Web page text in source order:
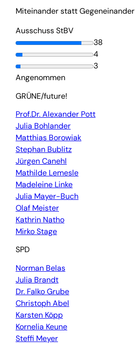
Miteinander statt Gegeneinander
Ausschuss StBV
38
4
3
Angenommen
GRÜNE/future!
Prof.Dr. Alexander Pott
Julia Bohlander
Matthias Borowiak
Stephan Bublitz
Jürgen Canehl
Mathilde Lemesle
Madeleine Linke
Julia Mayer-Buch
Olaf Meister
Kathrin Natho
Mirko Stage
SPD
Norman Belas
Julia Brandt
Dr. Falko Grube
Christoph Abel
Karsten Köpp
Kornelia Keune
Steffi Meyer